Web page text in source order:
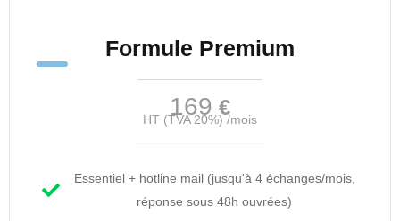
Formule Premium
169 €
HT (TVA 20%) /mois
Essentiel + hotline mail (jusqu'à 4 échanges/mois,
réponse sous 48h ouvrées)